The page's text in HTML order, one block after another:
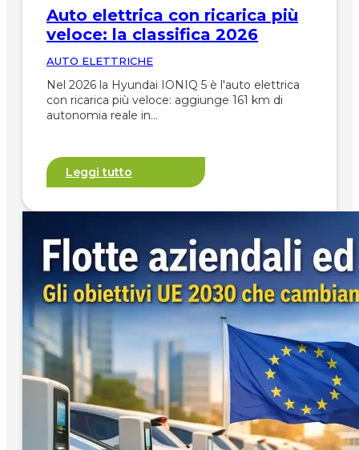
Auto elettrica con ricarica più
veloce: la classifica 2026
AUTO ELETTRICHE
Nel 2026 la Hyundai IONIQ 5 è l'auto elettrica
con ricarica più veloce: aggiunge 161 km di
autonomia reale in…
Leggi tutto